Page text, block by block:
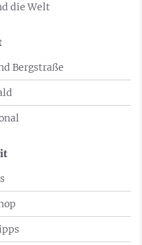
die Welt
Bergstraße